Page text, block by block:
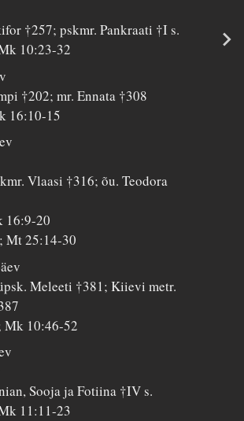
†257; pskmr. Pankraati †I s.
10:23-32
†202; mr. Ennata †308
16:10-15
Vlaasi †316; õu. Teodora
16:9-20
Mt 25:14-30
Meleeti †381; Kiievi metr.
Mk 10:46-52
Sooja ja Fotiina †IV s.
11:11-23